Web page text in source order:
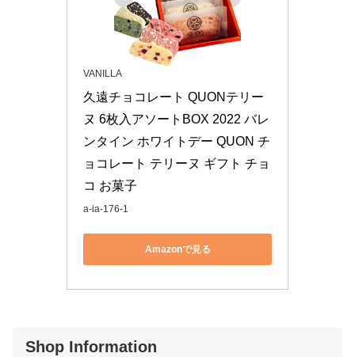
VANILLA
久遠チョコレート QUONテリー
ヌ 6枚入アソートBOX 2022 バレ
ンタイン ホワイトデー QUON チ
ョコレート テリーヌ ギフト チョ
コ お菓子
a-ia-176-1
Amazonで見る
Shop Information